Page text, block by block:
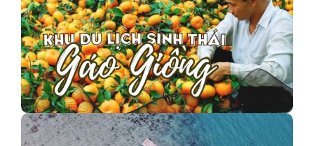
Khu du lịch sinh thái Gáo Giồng cực thu hút